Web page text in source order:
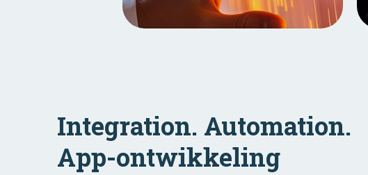
Integration. Automation.
App-ontwikkeling